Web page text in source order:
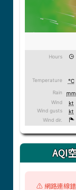
AQI
⚠️ 網路連線